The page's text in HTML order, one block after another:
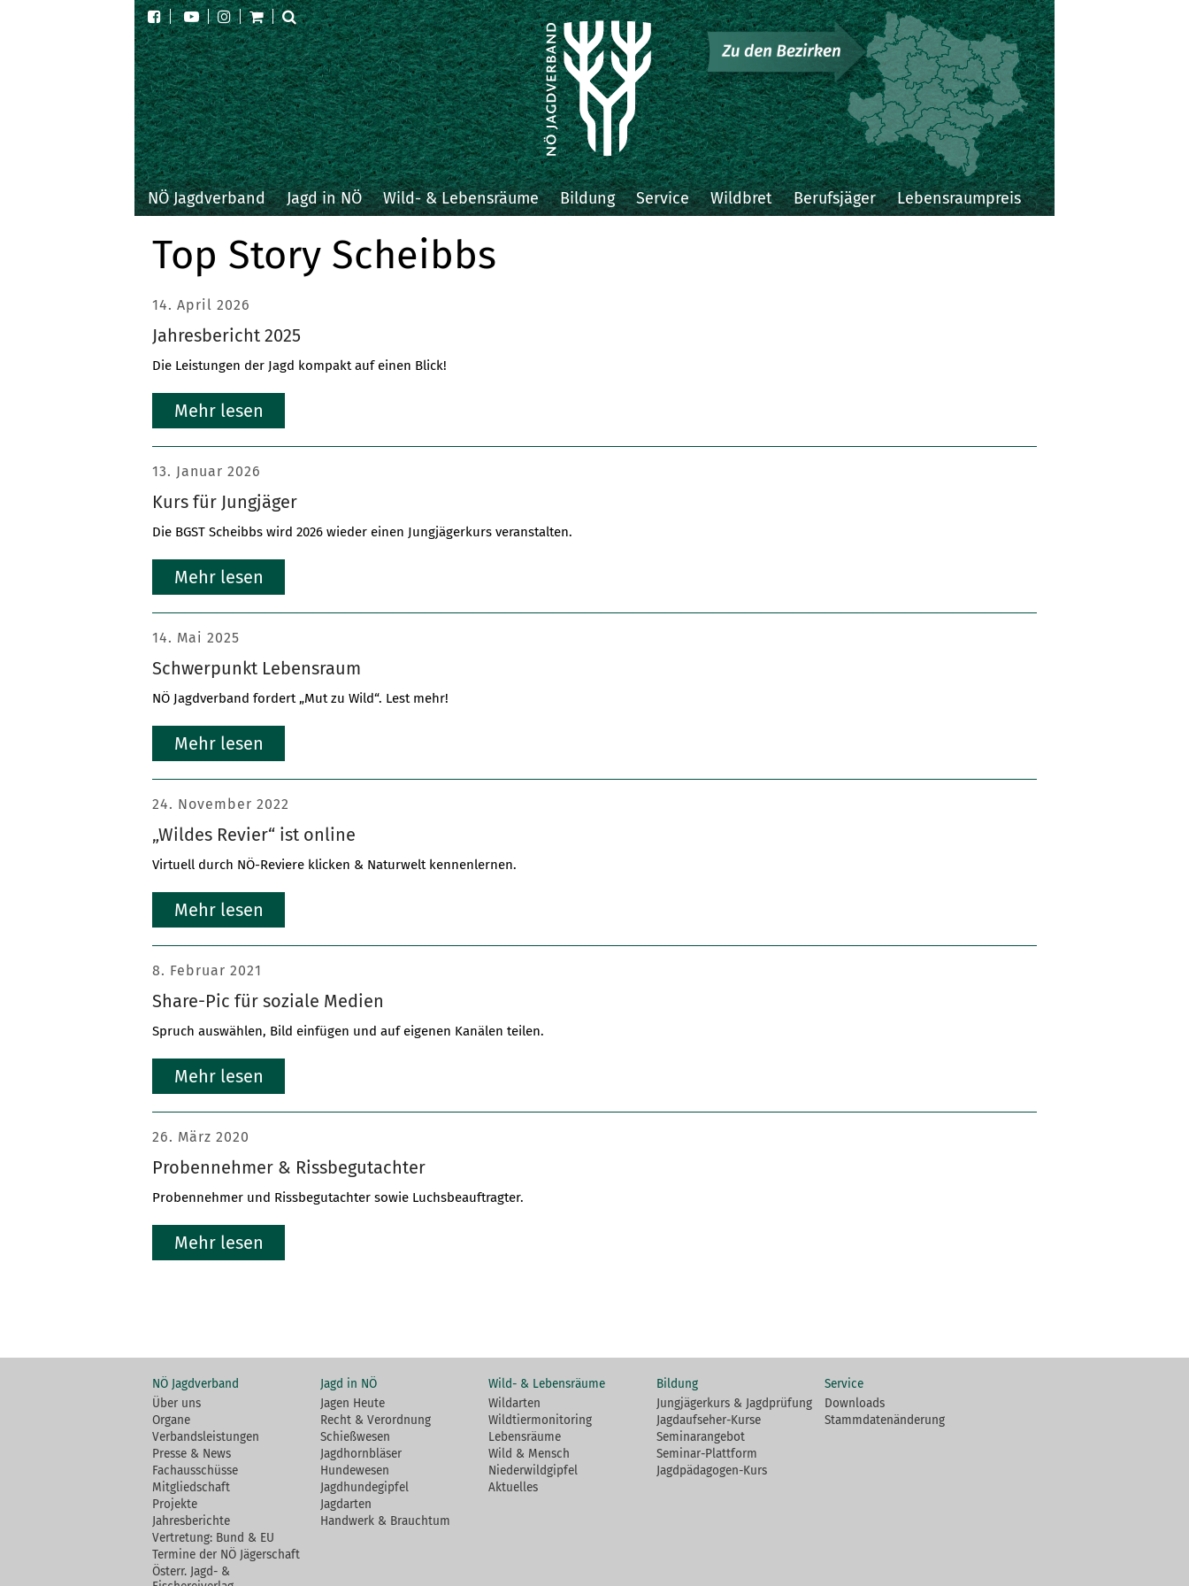
NÖ Jagdverband Jagd in NÖ Wild- & Lebensräume Bildung Service Wildbret Berufsjäger Lebensraumpreis
Top Story Scheibbs
Jahresbericht 2025
Die Leistungen der Jagd kompakt auf einen Blick!
14. April 2026
Mehr lesen
Kurs für Jungjäger
Die BGST Scheibbs wird 2026 wieder einen Jungjägerkurs veranstalten.
13. Januar 2026
Mehr lesen
Schwerpunkt Lebensraum
NÖ Jagdverband fordert „Mut zu Wild“. Lest mehr!
14. Mai 2025
Mehr lesen
„Wildes Revier“ ist online
Virtuell durch NÖ-Reviere klicken & Naturwelt kennenlernen.
24. November 2022
Mehr lesen
Share-Pic für soziale Medien
Spruch auswählen, Bild einfügen und auf eigenen Kanälen teilen.
8. Februar 2021
Mehr lesen
Probennehmer & Rissbegutachter
Probennehmer und Rissbegutachter sowie Luchsbeauftragter.
26. März 2020
Mehr lesen
NÖ Jagdverband
Über uns
Organe
Verbandsleistungen
Presse & News
Fachausschüsse
Mitgliedschaft
Projekte
Jahresberichte
Vertretung: Bund & EU
Termine der NÖ Jägerschaft
Österr. Jagd- &
Jagd in NÖ
Jagen Heute
Recht & Verordnung
Schießwesen
Jagdhornbläser
Hundewesen
Jagdhundegipfel
Jagdarten
Handwerk & Brauchtum
Wild- & Lebensräume
Wildarten
Wildtiermonitoring
Lebensräume
Wild & Mensch
Niederwildgipfel
Aktuelles
Bildung
Jungjägerkurs & Jagdprüfung
Jagdaufseher-Kurse
Seminarangebot
Seminar-Plattform
Jagdpädagogen-Kurs
Service
Downloads
Stammdatenänderung